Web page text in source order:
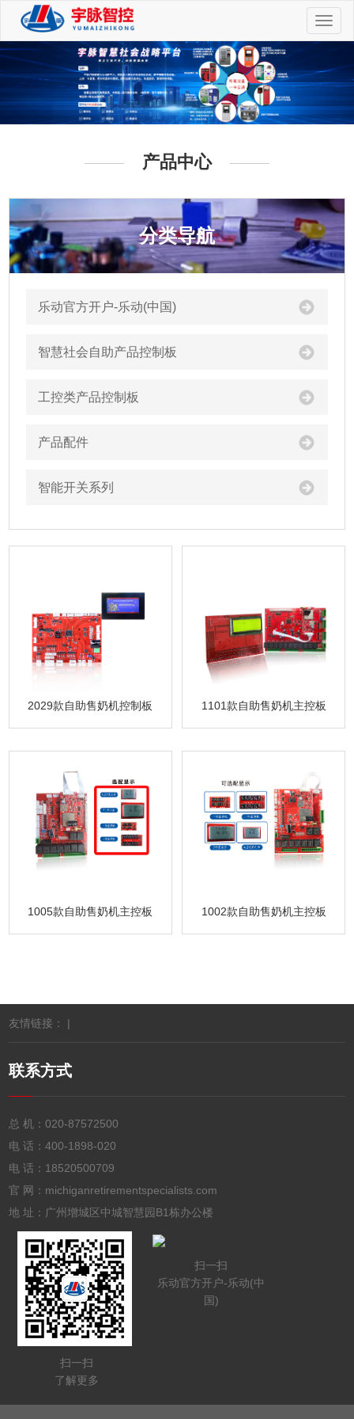
切
换
航
产品中心
分类导航
乐动官方开户-乐动(中国)
智慧社会自助产品控制板
工控类产品控制板
产品配件
智能开关系列
2029款自助售奶机控制板 1101款自助售奶机主控板
1005款自助售奶机主控板 1002款自助售奶机主控板
友情链接： |
联系方式
总 机：020-87572500
电 话：400-1898-020
电 话： 18520500709
官 网：michiganretirementspecialists.com
地 址：广州增城区中城智慧园B1栋办公楼
扫一扫
了解更多
扫一扫
乐动官方开户-乐动(中
国)